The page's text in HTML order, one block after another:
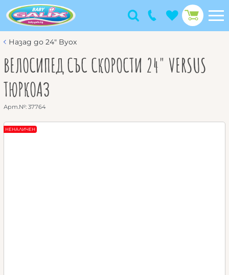
Назад до 24" Byox
ВЕЛОСИПЕД СЪС СКОРОСТИ 24" VERSUS
ТЮРКОАЗ
Арт.№: 37764
НЕНАЛИЧЕН